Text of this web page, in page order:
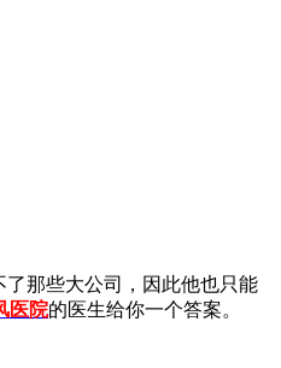
那些大公司，因此他也只能
医院的医生给你一个答案。